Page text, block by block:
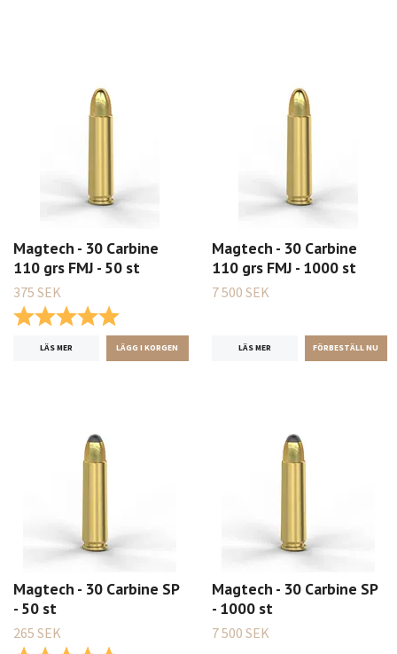
Magtech - 30 Carbine
110 grs FMJ - 50 st
375 SEK
Betyg:
LÄS MER
Magtech - 30 Carbine
110 grs FMJ - 1000 st
7 500 SEK
LÄS MER
Magtech - 30 Carbine SP
- 50 st
265 SEK
Magtech - 30 Carbine SP
- 1000 st
7 500 SEK